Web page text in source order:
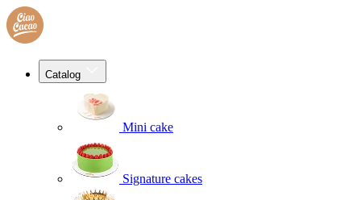
Catalog
Mini cake
Signature cakes